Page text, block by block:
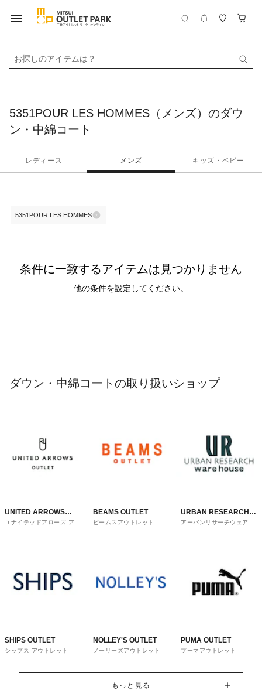
お探しのアイテムは？
5351POUR LES HOMMES（メンズ）のダウ
ン・中綿コート
レディース メンズ キッズ・ベビー
5351POUR LES HOMMES
条件に一致するアイテムは見つかりません
他の条件を設定してください。
ダウン・中綿コートの取り扱いショップ
UNITED ARROWS
OUTLET
ユナイテッドアローズ アウ
BEAMS OUTLET
ビームスアウトレット
URBAN RESEARCH
ware house
アーバンリサーチウェアハ
SHIPS OUTLET
シップス アウトレット
NOLLEY'S OUTLET
ノーリーズアウトレット
PUMA OUTLET
プーマアウトレット
もっと見る